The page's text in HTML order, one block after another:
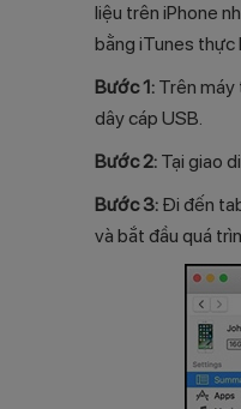
liệu trên iPhone
bằng iTunes thực
Bước 1: Trên máy
dây cáp USB.
Bước 2: Tại giao
Bước 3: Đi đến
và bắt đầu quá